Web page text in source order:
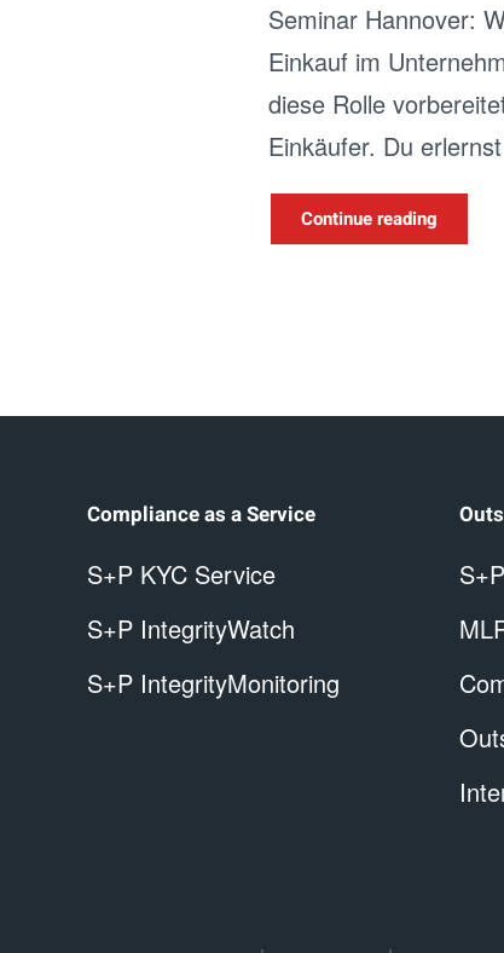
Seminar Hannover:
Einkauf im
diese Rolle
Einkäufer. Du
Continue reading
Compliance as a Service
S+P KYC Service
S+P IntegrityWatch
S+P IntegrityMonitoring